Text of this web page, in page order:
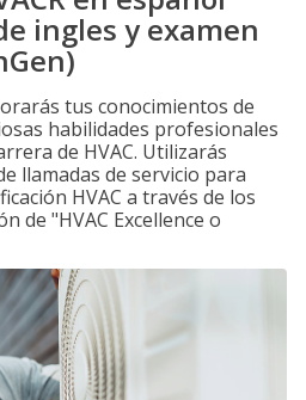
ingles y examen
tus conocimientos de
habilidades profesionales
de HVAC. Utilizarás
llamadas de servicio para
HVAC a través de los
de "HVAC Excellence o